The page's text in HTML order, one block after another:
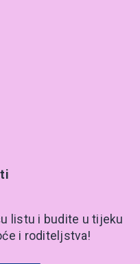
listu i budite u tijeku
i roditeljstva!